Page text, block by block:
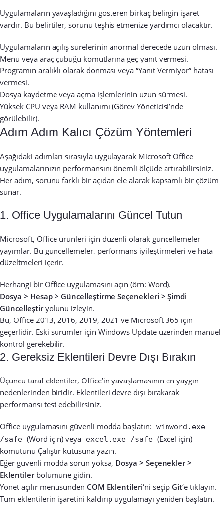
Uygulamaların yavaşladığını gösteren birkaç belirgin işaret
vardır. Bu belirtiler, sorunu teşhis etmenize yardımcı olacaktır.
Uygulamaların açılış sürelerinin anormal derecede uzun olması.
Menü veya araç çubuğu komutlarına geç yanıt vermesi.
Programın aralıklı olarak donması veya “Yanıt Vermiyor” hatası
vermesi.
Dosya kaydetme veya açma işlemlerinin uzun sürmesi.
Yüksek CPU veya RAM kullanımı (Görev Yöneticisi’nde
görülebilir).
Adım Adım Kalıcı Çözüm Yöntemleri
Aşağıdaki adımları sırasıyla uygulayarak Microsoft Office
uygulamalarınızın performansını önemli ölçüde artırabilirsiniz.
Her adım, sorunu farklı bir açıdan ele alarak kapsamlı bir çözüm
sunar.
1. Office Uygulamalarını Güncel Tutun
Microsoft, Office ürünleri için düzenli olarak güncellemeler
yayımlar. Bu güncellemeler, performans iyileştirmeleri ve hata
düzeltmeleri içerir.
Herhangi bir Office uygulamasını açın (örn: Word).
Dosya > Hesap > Güncelleştirme Seçenekleri > Şimdi
Güncelleştiryolunu izleyin.
Bu, Office 2013, 2016, 2019, 2021 ve Microsoft 365 için
geçerlidir. Eski sürümler için Windows Update üzerinden manuel
kontrol gerekebilir.
2. Gereksiz Eklentileri Devre Dışı Bırakın
Üçüncü taraf eklentiler, Office’in yavaşlamasının en yaygın
nedenlerinden biridir. Eklentileri devre dışı bırakarak
performansı test edebilirsiniz.
Office uygulamasını güvenli modda başlatın: winword.exe
/safe (Word için) veya excel.exe /safe (Excel için)
komutunu Çalıştır kutusuna yazın.
Eğer güvenli modda sorun yoksa, Dosya > Seçenekler >
Eklentilerbölümüne gidin.
Yönet açılır menüsünden COM Eklentileri‘ni seçip Git‘e tıklayın.
Tüm eklentilerin işaretini kaldırıp uygulamayı yeniden başlatın.